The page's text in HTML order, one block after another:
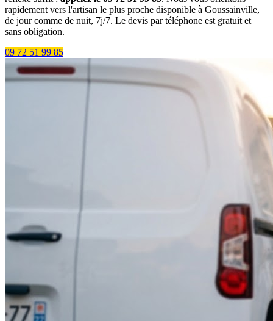
rapidement vers l'artisan le plus proche disponible à Goussainville,
de jour comme de nuit, 7j/7. Le devis par téléphone est gratuit et
sans obligation.
09 72 51 99 85